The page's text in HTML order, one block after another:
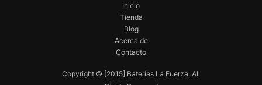
Copyright © [2015] Baterías La Fuerza. All
Inicio
Tienda
Blog
Acerca de
Contacto